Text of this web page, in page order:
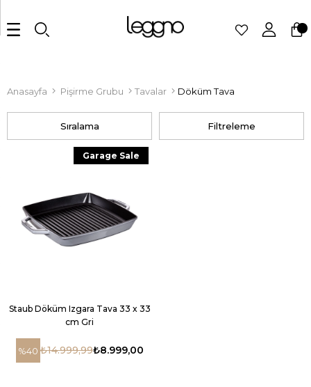
Anasayfa Pişirme Grubu Tavalar Döküm Tava
Filtreleme
Sıralama
Staub Döküm Izgara Tava 33 x 33
cm Gri
₺8.999,00
₺14.999,99
%40
Garage Sale